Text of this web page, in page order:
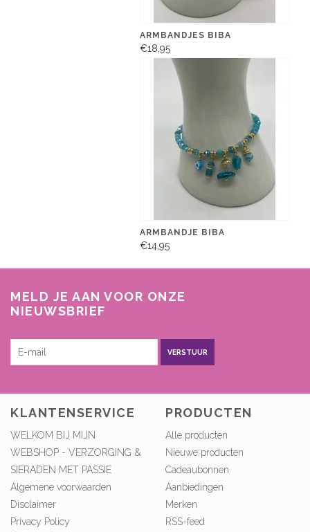
ARMBANDJES BIBA
€18,95
ARMBANDJE BIBA
€14,95
MELD JE AAN VOOR ONZE
NIEUWSBRIEF
VERSTUUR
KLANTENSERVICE
WELKOM BIJ MIJN
WEBSHOP - VERZORGING &
SIERADEN MET PASSIE
Algemene voorwaarden
Disclaimer
Privacy Policy
PRODUCTEN
Alle producten
Nieuwe producten
Cadeaubonnen
Aanbiedingen
Merken
RSS-feed